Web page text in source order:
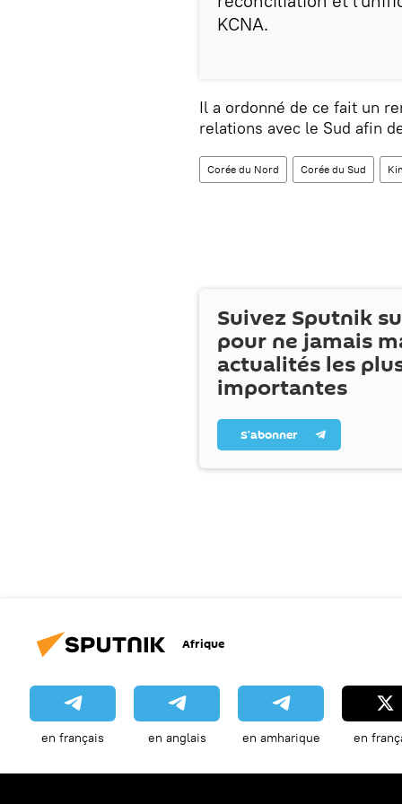
KCNA.
Il a ordonné de ce fait un
relations avec le Sud afin
Corée du Nord Corée du Sud
Suivez Sputnik
pour ne jamais
actualités les
importantes
S’abonner
Afrique
en français en anglais en amharique en